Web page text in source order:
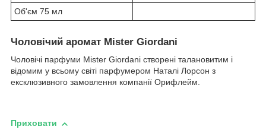
Об'єм 75 мл
Чоловічий аромат Mister Giordani
Чоловічі парфуми Mister Giordani створені талановитим і
відомим у всьому світі парфумером Наталі Лорсон з
ексклюзивного замовлення компанії Орифлейм.
Приховати